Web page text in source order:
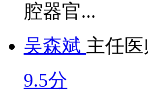
腔器官...
吴森斌 主任医
9.5分